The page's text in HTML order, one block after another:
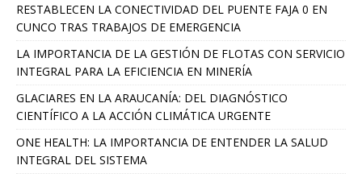
RESTABLECEN LA CONECTIVIDAD DEL PUENTE FAJA 0 EN
CUNCO TRAS TRABAJOS DE EMERGENCIA
LA IMPORTANCIA DE LA GESTIÓN DE FLOTAS CON SERVICIO
INTEGRAL PARA LA EFICIENCIA EN MINERÍA
GLACIARES EN LA ARAUCANÍA: DEL DIAGNÓSTICO
CIENTÍFICO A LA ACCIÓN CLIMÁTICA URGENTE
ONE HEALTH: LA IMPORTANCIA DE ENTENDER LA SALUD
INTEGRAL DEL SISTEMA